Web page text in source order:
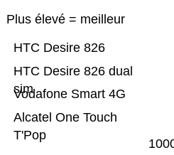
Plus élevé = meilleur
Alcatel One Touch
T'Pop
Vodafone Smart 4G
HTC Desire 826 dual
sim
HTC Desire 826